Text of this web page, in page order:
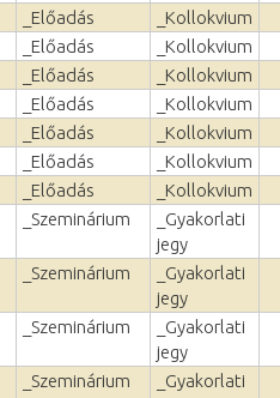
_Előadás
_Kollokvium
_Előadás
_Kollokvium
_Előadás
_Kollokvium
_Előadás
_Kollokvium
_Előadás
_Kollokvium
_Előadás
_Kollokvium
_Előadás
_Kollokvium
_Szeminárium
_Gyakorlati
jegy
_Szeminárium
_Gyakorlati
jegy
_Szeminárium
_Gyakorlati
jegy
_Szeminárium
_Gyakorlati